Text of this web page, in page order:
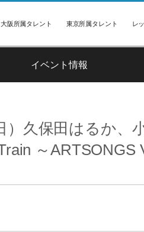
大阪所属タレント 東京所属タレント レ
イベント情報
）久保田はるか、
～ARTSONGS